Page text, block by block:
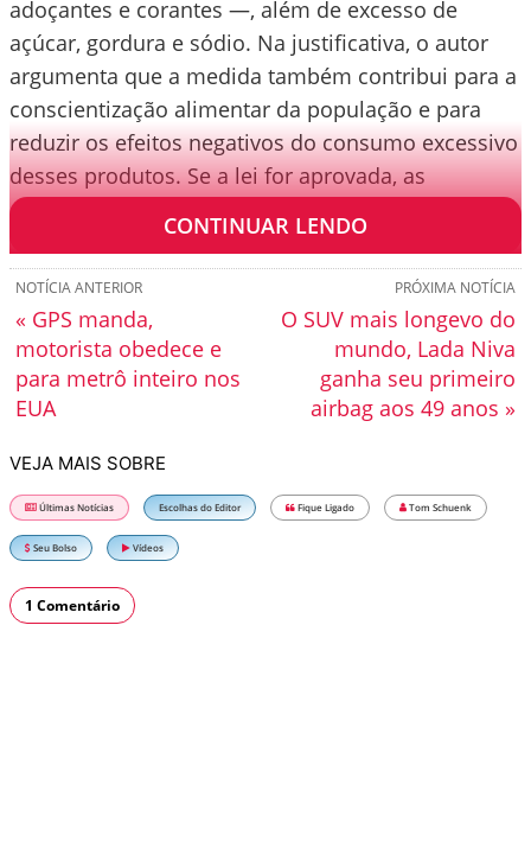
adoçantes e corantes —, além de excesso de
açúcar, gordura e sódio. Na justificativa, o autor
argumenta que a medida também contribui para a
conscientização alimentar da população e para
reduzir os efeitos negativos do consumo excessivo
desses produtos. Se a lei for aprovada, as
empresas terão 180 dias para se adequar.
CONTINUAR LENDO
PRÓXIMA NOTÍCIA
O SUV mais longevo do
mundo, Lada Niva
ganha seu primeiro
airbag aos 49 anos »
NOTÍCIA ANTERIOR
« GPS manda,
motorista obedece e
para metrô inteiro nos
EUA
VEJA MAIS SOBRE
Últimas Notícias Escolhas do Editor Fique Ligado Tom Schuenk
Seu Bolso Vídeos
1 Comentário